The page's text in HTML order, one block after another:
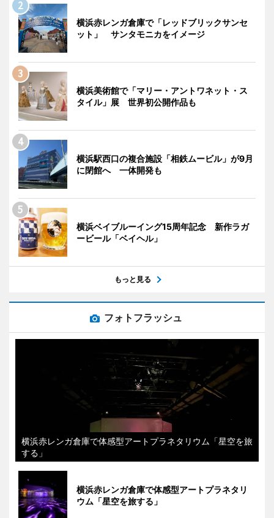
横浜赤レンガ倉庫で「レッドブリックサンセ
ット」 サンタモニカをイメージ
横浜美術館で「マリー・アントワネット・ス
タイル」展 世界初公開作品も
横浜駅西口の複合施設「相鉄ムービル」が9月
に閉館へ 一体開発も
横浜ベイブルーイング15周年記念 新作ラガ
ービール「ベイヘル」
もっと見る
フォトフラッシュ
横浜赤レンガ倉庫で体感型アートプラネタリウム「星空を旅
する」
横浜赤レンガ倉庫で体感型アートプラネタリ
ウム「星空を旅する」